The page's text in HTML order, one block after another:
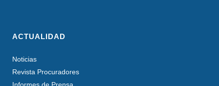
ACTUALIDAD
Noticias
Revista Procuradores